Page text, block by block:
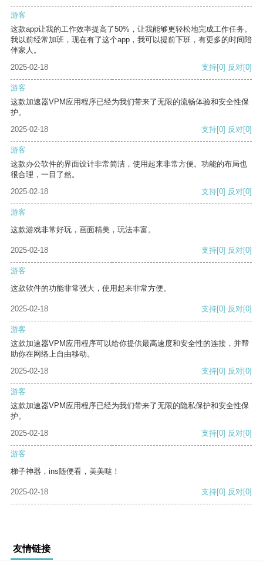
游客
这款app让我的工作效率提高了50%，让我能够更轻松地完成工作任务。
我以前经常加班，现在有了这个app，我可以提前下班，有更多的时间陪
伴家人。
2025-02-18
支持[0] 反对[0]
游客
这款加速器VPM应用程序已经为我们带来了无限的流畅体验和安全性保
护。
2025-02-18
支持[0] 反对[0]
游客
这款办公软件的界面设计非常简洁，使用起来非常方便。功能的布局也
很合理，一目了然。
2025-02-18
支持[0] 反对[0]
游客
这款游戏非常好玩，画面精美，玩法丰富。
2025-02-18 支持[0] 反对[0]
游客
这款软件的功能非常强大，使用起来非常方便。
2025-02-18 支持[0] 反对[0]
游客
这款加速器VPM应用程序可以给你提供最高速度和安全性的连接，并帮
助你在网络上自由移动。
2025-02-18
支持[0] 反对[0]
游客
这款加速器VPM应用程序已经为我们带来了无限的隐私保护和安全性保
护。
2025-02-18
支持[0] 反对[0]
游客
梯子神器，ins随便看，美美哒！
2025-02-18 支持[0] 反对[0]
友情链接